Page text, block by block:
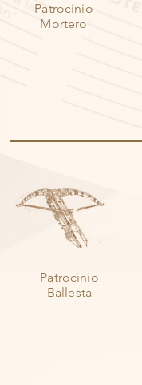
Patrocinio
Mortero
Patrocinio
Ballesta